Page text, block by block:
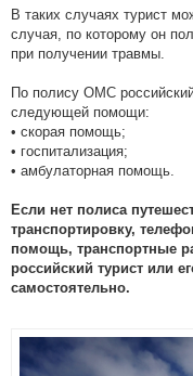
В таких случаях турист
случая, по которому он
при получении травмы.
По полису ОМС
следующей помощи:
• скорая помощь;
• госпитализация;
• амбулаторная помощь.
Если нет полиса
транспортировку,
помощь, транспортные
российский турист или
самостоятельно.